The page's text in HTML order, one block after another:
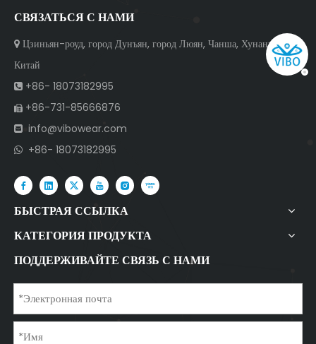
СВЯЗАТЬСЯ С НАМИ
 Цзиньян-роуд, город Дунъян, город Люян, Чанша, Хунань,
Китай
 +86- 18073182995
 +86-731-85666876
 info@vibowear.com
 +86- 18073182995
БЫСТРАЯ ССЫЛКА
КАТЕГОРИЯ ПРОДУКТА
ПОДДЕРЖИВАЙТЕ СВЯЗЬ С НАМИ